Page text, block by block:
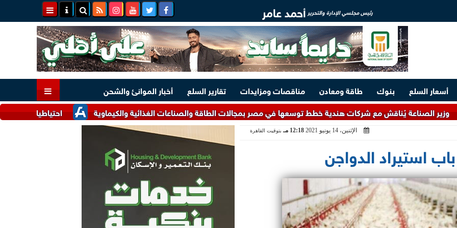
رئيس مجلسي الإدارة والتحرير أحمد عامر
أسعار السلع بنوك طاقة ومعادن مناقصات ومزايدات تقارير السلع
أخبار الموانئ والشحن
احتياطيات النقد الأجنبي في السعودية ترتفع 10% إلى
يُناقش مع شركات هندية خطط توسعها في مصر بمجالات الطاقة والصناعات الغذائية والكيماوية
الإثنين، 14 يونيو 2021 12:18 مـ بتوقيت القاهرة
باب استيراد الدواجن